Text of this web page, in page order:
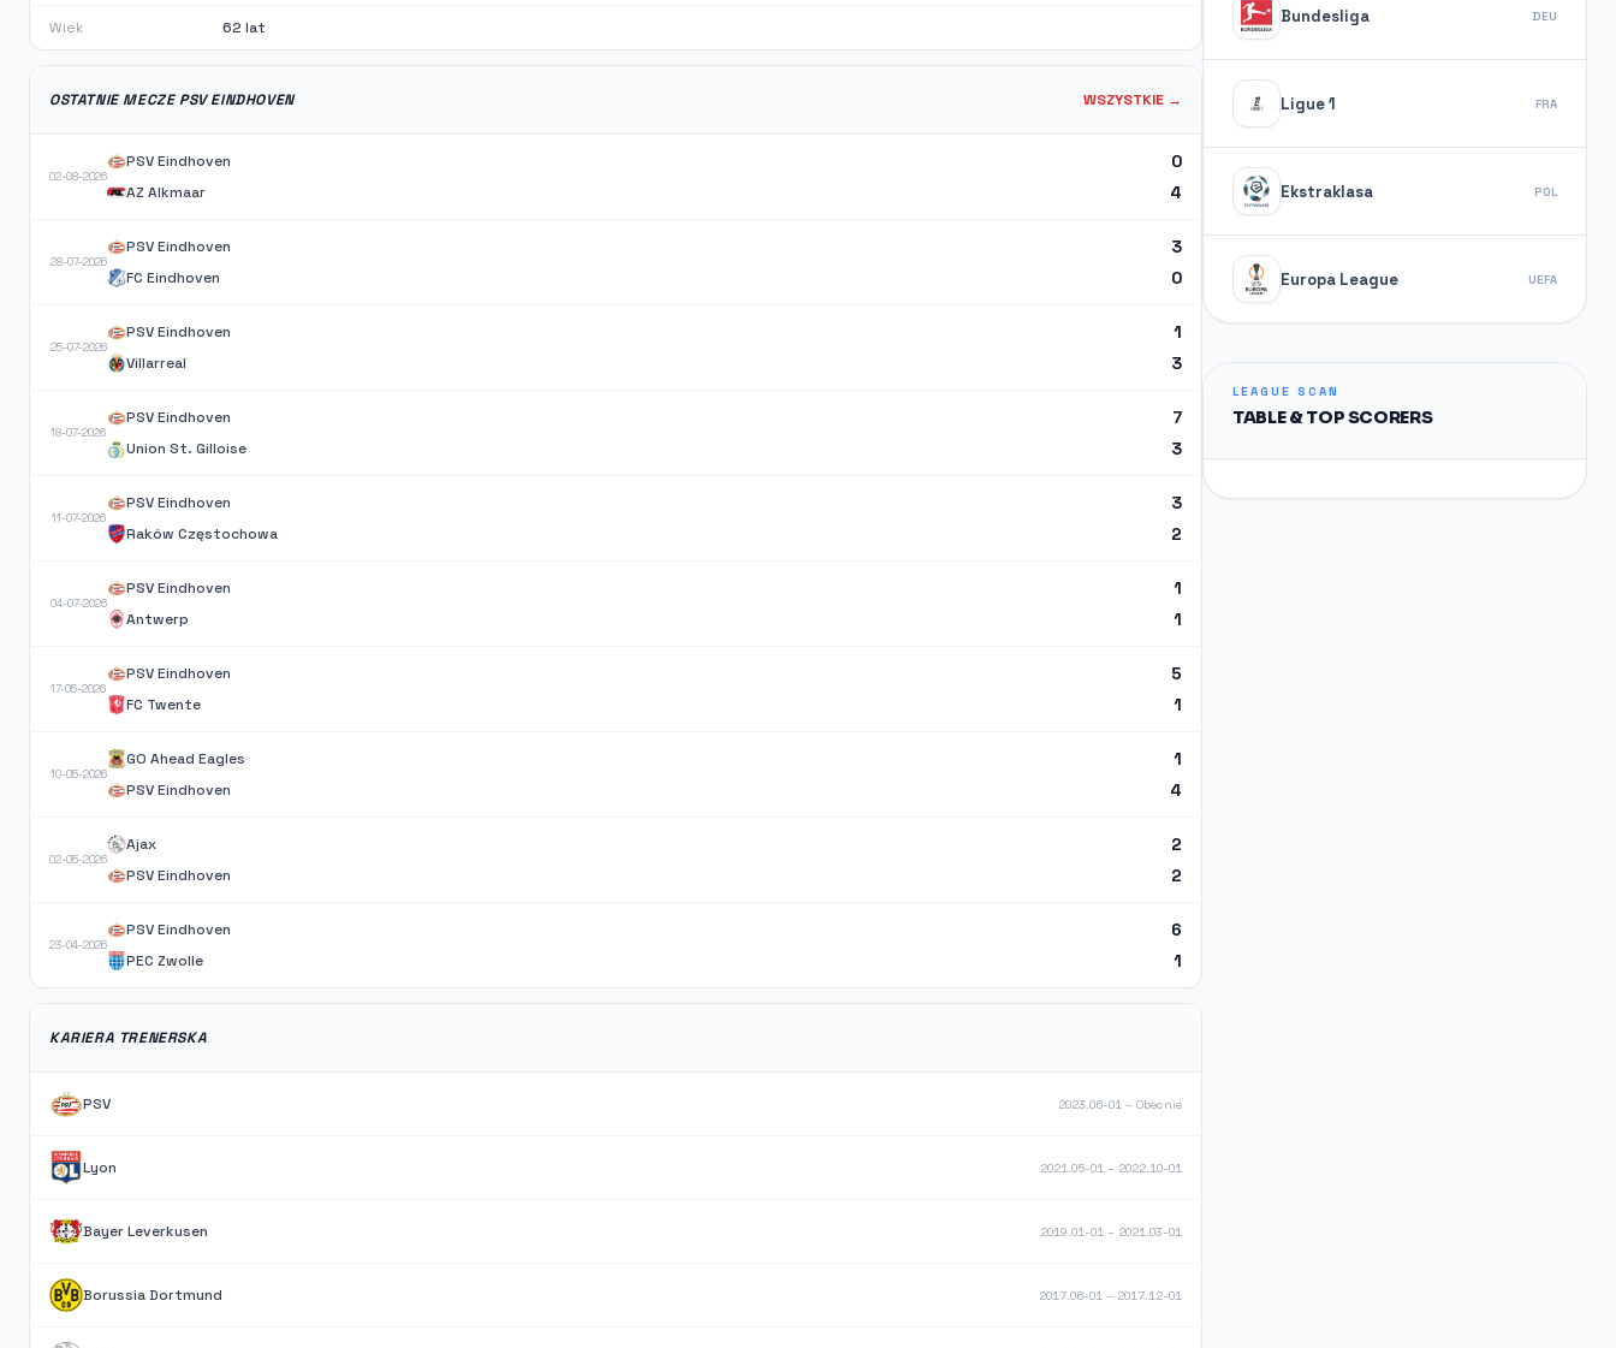
Wiek 62 lat
OSTATNIE MECZE PSV EINDHOVEN WSZYSTKIE →
02-08-2026
PSV Eindhoven 0
AZ Alkmaar 4
28-07-2026
PSV Eindhoven 3
FC Eindhoven 0
25-07-2026
PSV Eindhoven 1
Villarreal 3
18-07-2026
PSV Eindhoven 7
Union St. Gilloise 3
11-07-2026
PSV Eindhoven 3
Raków Częstochowa 2
04-07-2026
PSV Eindhoven 1
Antwerp 1
17-05-2026
PSV Eindhoven 5
FC Twente 1
10-05-2026
GO Ahead Eagles 1
PSV Eindhoven 4
02-05-2026
Ajax 2
PSV Eindhoven 2
23-04-2026
PSV Eindhoven 6
PEC Zwolle 1
KARIERA TRENERSKA
PSV 2023.06-01 – Obecnie
Lyon 2021.05-01 – 2022.10-01
Bayer Leverkusen 2019.01-01 – 2021.03-01
Borussia Dortmund 2017.06-01 – 2017.12-01
Bundesliga DEU
Ligue 1 FRA
Ekstraklasa POL
Europa League UEFA
LEAGUE SCAN
TABLE & TOP SCORERS